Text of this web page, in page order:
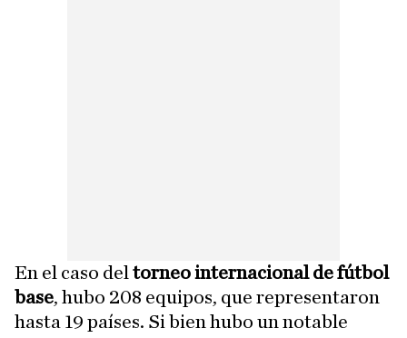
En el caso del torneo internacional de fútbol
base, hubo 208 equipos, que representaron
hasta 19 países. Si bien hubo un notable